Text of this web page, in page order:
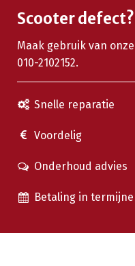
Scooter defect?
Maak gebruik van
010-2102152.
Snelle reparatie
Voordelig
Onderhoud advies
Betaling in